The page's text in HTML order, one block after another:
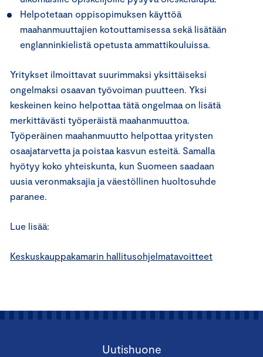
Helpotetaan oppisopimuksen käyttöä
maahanmuuttajien kotouttamisessa sekä lisätään
englanninkielistä opetusta ammattikouluissa.
Yritykset ilmoittavat suurimmaksi yksittäiseksi
ongelmaksi osaavan työvoiman puutteen. Yksi
keskeinen keino helpottaa tätä ongelmaa on lisätä
merkittävästi työperäistä maahanmuuttoa.
Työperäinen maahanmuutto helpottaa yritysten
osaajatarvetta ja poistaa kasvun esteitä. Samalla
hyötyy koko yhteiskunta, kun Suomeen saadaan
uusia veronmaksajia ja väestöllinen huoltosuhde
paranee.
Lue lisää:
Keskuskauppakamarin hallitusohjelmatavoitteet
Uutishuone